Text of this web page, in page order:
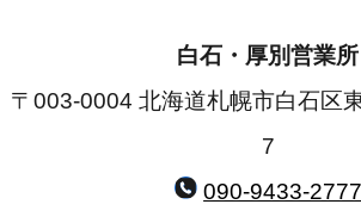
白石・厚別営業所
〒003-0004 北海道札幌市白石区
7
090-9433-2777